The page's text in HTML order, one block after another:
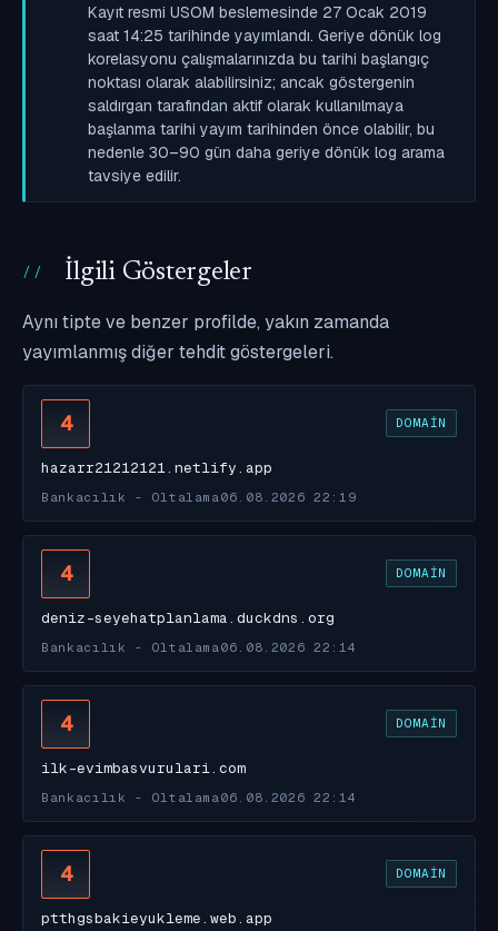
Kayıt resmi USOM beslemesinde 27 Ocak 2019
saat 14:25 tarihinde yayımlandı. Geriye dönük log
korelasyonu çalışmalarınızda bu tarihi başlangıç
noktası olarak alabilirsiniz; ancak göstergenin
saldırgan tarafından aktif olarak kullanılmaya
başlanma tarihi yayım tarihinden önce olabilir, bu
nedenle 30–90 gün daha geriye dönük log arama
tavsiye edilir.
İlgili Göstergeler
Aynı tipte ve benzer profilde, yakın zamanda
yayımlanmış diğer tehdit göstergeleri.
4 DOMAIN
hazarr21212121.netlify.app
Bankacılık - Oltalama 06.08.2026 22:19
4 DOMAIN
deniz-seyehatplanlama.duckdns.org
Bankacılık - Oltalama 06.08.2026 22:14
4 DOMAIN
ilk-evimbasvurulari.com
Bankacılık - Oltalama 06.08.2026 22:14
4 DOMAIN
ptthgsbakieyukleme.web.app